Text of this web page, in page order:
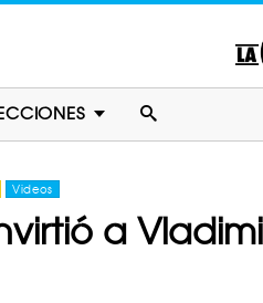
Videos
a